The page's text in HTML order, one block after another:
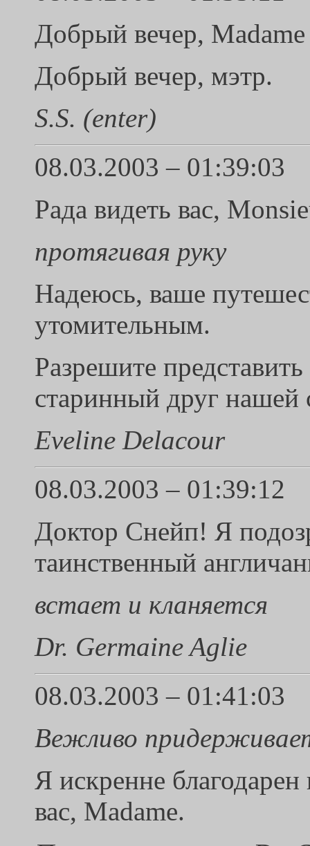
Добрый вечер,
Добрый вечер, мэтр.
S.S. (enter)
08.03.2003 – 01:39:03
Рада видеть вас,
протягивая руку
Надеюсь, ваше
утомительным.
Разрешите
старинный друг нашей
Eveline Delacour
08.03.2003 – 01:39:12
Доктор Снейп! Я
таинственный
встает и кланяется
Dr. Germaine Aglie
08.03.2003 – 01:41:03
Вежливо
Я искренне
вас, Madame.